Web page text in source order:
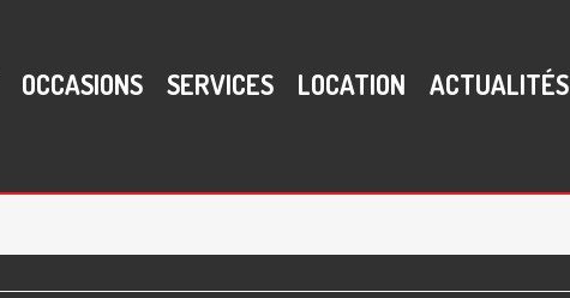
OCCASIONS SERVICES LOCATION ACTUALITÉS